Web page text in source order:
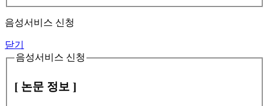
음성서비스 신청
닫기
음성서비스 신청
[ 논문 정보 ]